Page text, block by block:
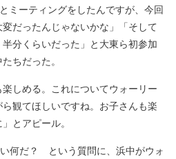
ミーティングをしたんですが、今回
だったんじゃないかな」「そして
分くらいだった」と大東ら初参加
ちだった。
しめる。これについてウォーリー
観てほしいですね。お子さんも楽
とアピール。
何だ？ という質問に、浜中がウォ